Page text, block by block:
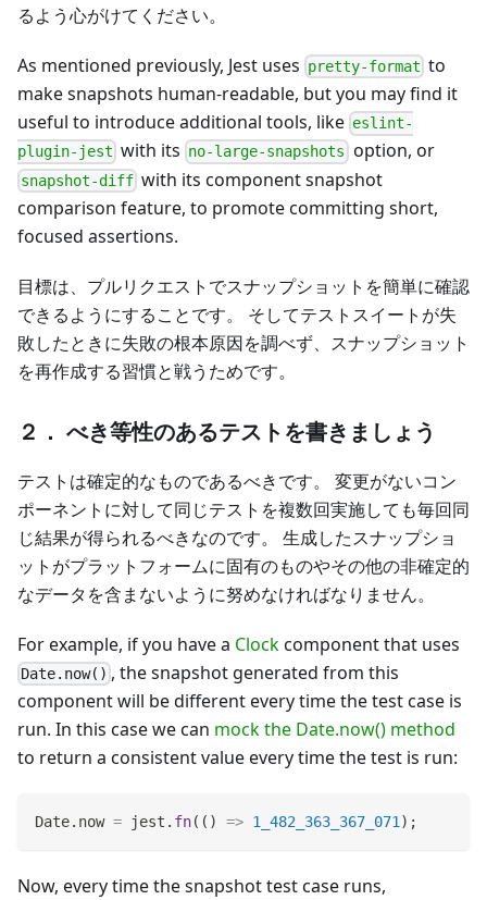
るよう心がけてください。
As mentioned previously, Jest uses pretty-format to
make snapshots human-readable, but you may find it
useful to introduce additional tools, like eslint-
plugin-jest with its no-large-snapshots option, or
snapshot-diff with its component snapshot
comparison feature, to promote committing short,
focused assertions.
目標は、プルリクエストでスナップショットを簡単に確認
できるようにすることです。 そしてテストスイートが失
敗したときに失敗の根本原因を調べず、スナップショット
を再作成する習慣と戦うためです。
２． べき等性のあるテストを書きましょう
テストは確定的なものであるべきです。 変更がないコン
ポーネントに対して同じテストを複数回実施しても毎回同
じ結果が得られるべきなのです。 生成したスナップショ
ットがプラットフォームに固有のものやその他の非確定的
なデータを含まないように努めなければなりません。
For example, if you have a Clockcomponent that uses
Date.now() , the snapshot generated from this
component will be different every time the test case is
run. In this case we can mock the Date.now() method
to return a consistent value every time the test is run:
Date. now = jest . fn( ( ) => 1_482_363_367_071 ) ;
Now, every time the snapshot test case runs,